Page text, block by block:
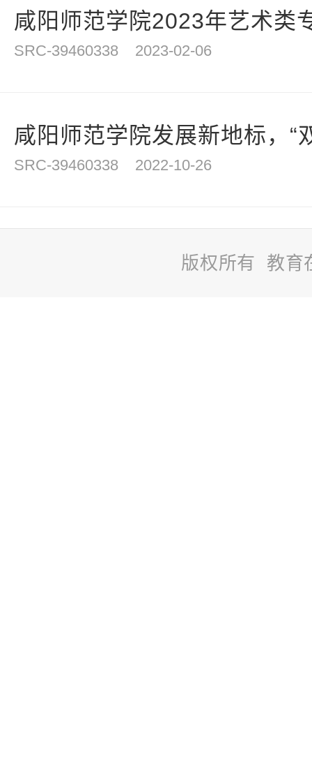
咸阳师范学院2023年艺术类
SRC-39460338 2023-02-06
咸阳师范学院发展新地标，“
SRC-39460338 2022-10-26
版权所有 教育